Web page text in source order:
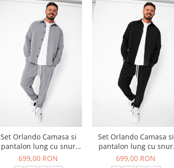
Set Orlando Camasa si
pantalon lung cu snur
Premium Grey
699,00 RON
Set Orlando Camasa si
pantalon lung cu snur
Premium Black
699,00 RON